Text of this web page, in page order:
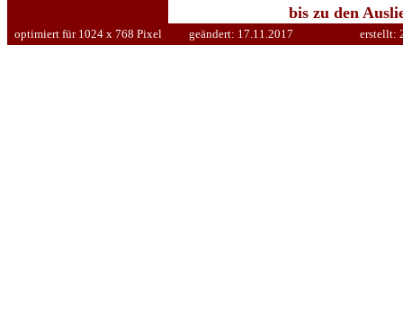
bis zu den
optimiert für 1024 x 768 Pixel geändert: 17.11.2017 erstellt: